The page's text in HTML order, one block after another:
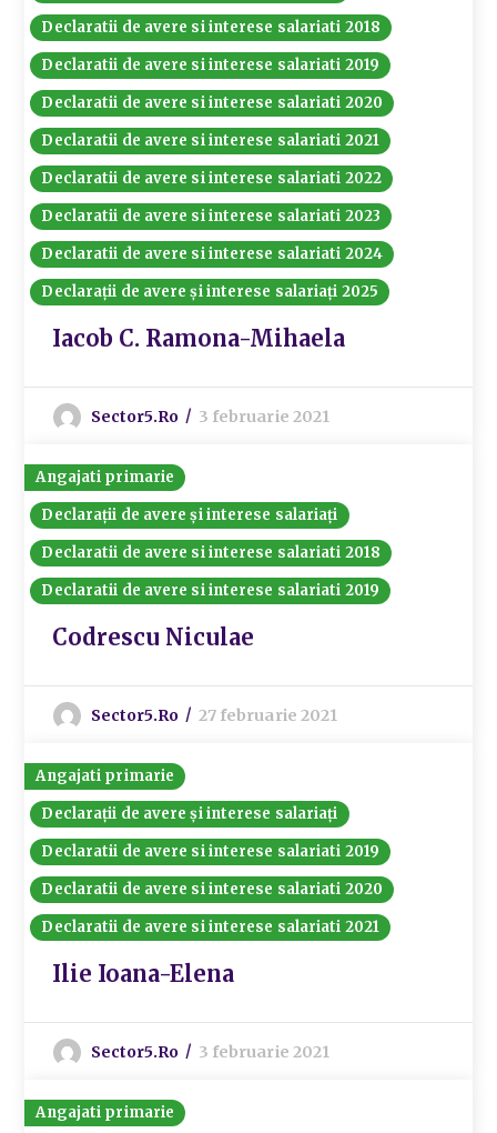
Declaratii de avere si interese salariati 2018
Declaratii de avere si interese salariati 2019
Declaratii de avere si interese salariati 2020
Declaratii de avere si interese salariati 2021
Declaratii de avere si interese salariati 2022
Declaratii de avere si interese salariati 2023
Declaratii de avere si interese salariati 2024
Declarații de avere și interese salariați 2025
Iacob C. Ramona-Mihaela
Sector5.ro 3 februarie 2021
Angajati primarie
Declarații de avere și interese salariați
Declaratii de avere si interese salariati 2018
Declaratii de avere si interese salariati 2019
Codrescu Niculae
Sector5.ro 27 februarie 2021
Angajati primarie
Declarații de avere și interese salariați
Declaratii de avere si interese salariati 2019
Declaratii de avere si interese salariati 2020
Declaratii de avere si interese salariati 2021
Ilie Ioana-Elena
Sector5.ro 3 februarie 2021
Angajati primarie